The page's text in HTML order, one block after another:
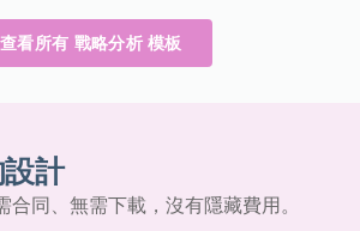
查看所有 戰略分析 模板
計
同、無需下載，沒有隱藏費用。